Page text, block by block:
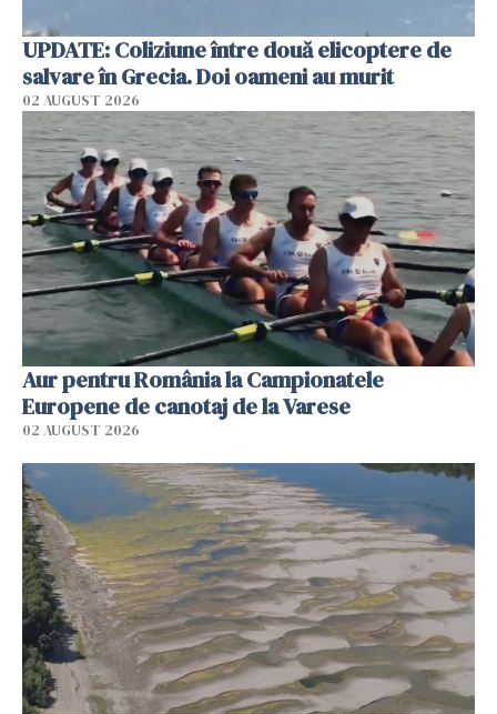
UPDATE: Coliziune între două elicoptere de
salvare în Grecia. Doi oameni au murit
02 AUGUST 2026
Aur pentru România la Campionatele
Europene de canotaj de la Varese
02 AUGUST 2026